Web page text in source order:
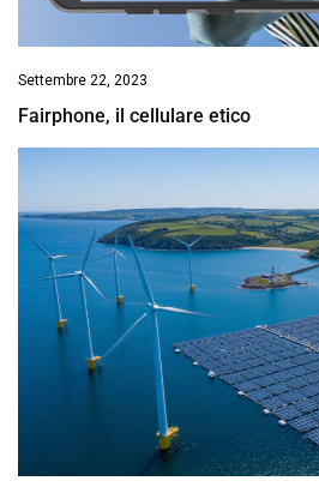
Settembre 22, 2023
Fairphone, il cellulare etico